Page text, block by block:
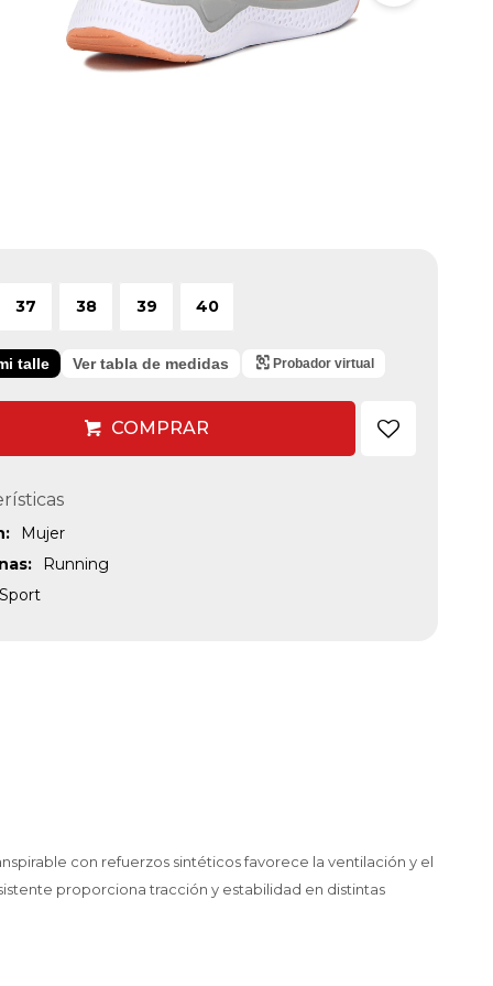
37 38 39 40
talle Ver tabla de medidas Probador virtual
COMPRAR
Mujer
Running
Sport
con refuerzos sintéticos favorece la ventilación y el
proporciona tracción y estabilidad en distintas